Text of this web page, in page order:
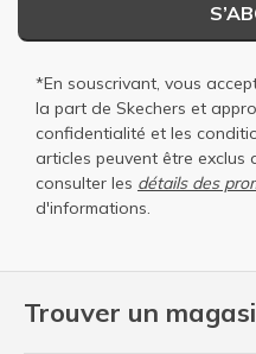
Trouver un
*En souscrivant, vous
la part de Skechers et
confidentialité et les
articles peuvent être exclus
consulter les détails des
d'informations.